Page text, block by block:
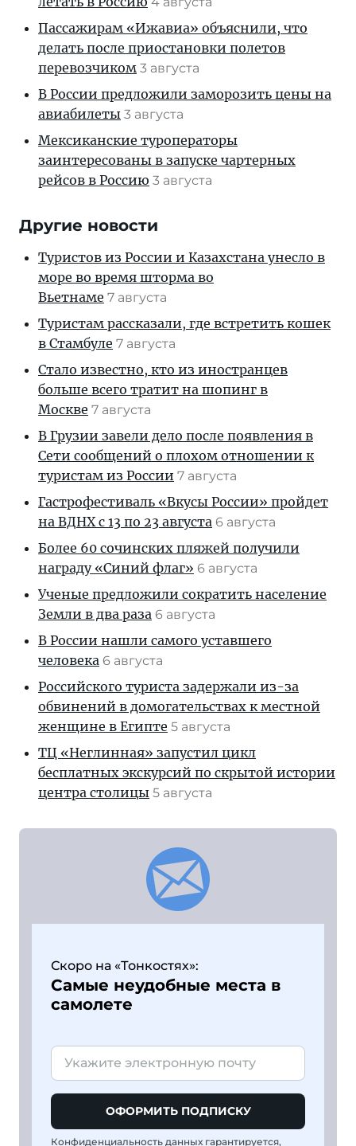
Пассажирам «Ижавиа» объяснили, что
делать после приостановки полетов
перевозчиком 3 августа
В России предложили заморозить цены на
авиабилеты 3 августа
Мексиканские туроператоры
заинтересованы в запуске чартерных
рейсов в Россию 3 августа
Другие новости
Туристов из России и Казахстана унесло в
море во время шторма во
Вьетнаме 7 августа
Туристам рассказали, где встретить кошек
в Стамбуле 7 августа
Стало известно, кто из иностранцев
больше всего тратит на шопинг в
Москве 7 августа
В Грузии завели дело после появления в
Сети сообщений о плохом отношении к
туристам из России 7 августа
Гастрофестиваль «Вкусы России» пройдет
на ВДНХ с 13 по 23 августа 6 августа
Более 60 сочинских пляжей получили
награду «Синий флаг» 6 августа
Ученые предложили сократить население
Земли в два раза 6 августа
В России нашли самого уставшего
человека 6 августа
Российского туриста задержали из-за
обвинений в домогательствах к местной
женщине в Египте 5 августа
ТЦ «Неглинная» запустил цикл
бесплатных экскурсий по скрытой истории
центра столицы 5 августа
Скоро на «Тонкостях»:
Самые неудобные места в
самолете
ОФОРМИТЬ ПОДПИСКУ
Конфиденциальность данных гарантируется,